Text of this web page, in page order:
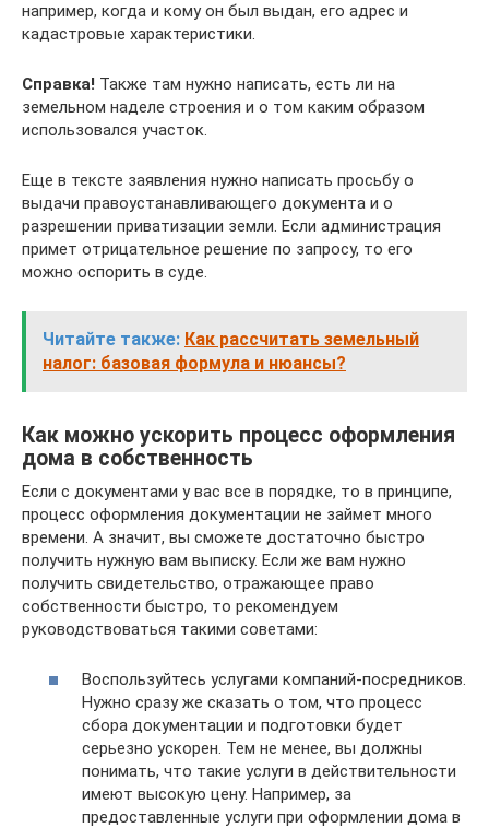
например, когда и кому он был выдан, его адрес и
кадастровые характеристики.
Справка! Также там нужно написать, есть ли на
земельном наделе строения и о том каким образом
использовался участок.
Еще в тексте заявления нужно написать просьбу о
выдачи правоустанавливающего документа и о
разрешении приватизации земли. Если администрация
примет отрицательное решение по запросу, то его
можно оспорить в суде.
Читайте также: Как рассчитать земельный
налог: базовая формула и нюансы?
Как можно ускорить процесс оформления
дома в собственность
Если с документами у вас все в порядке, то в принципе,
процесс оформления документации не займет много
времени. А значит, вы сможете достаточно быстро
получить нужную вам выписку. Если же вам нужно
получить свидетельство, отражающее право
собственности быстро, то рекомендуем
руководствоваться такими советами:
Воспользуйтесь услугами компаний-посредников.
Нужно сразу же сказать о том, что процесс
сбора документации и подготовки будет
серьезно ускорен. Тем не менее, вы должны
понимать, что такие услуги в действительности
имеют высокую цену. Например, за
предоставленные услуги при оформлении дома в